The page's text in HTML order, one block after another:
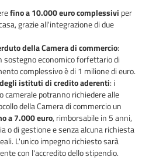
fino a 10.000 euro complessivi per
grazie all'integrazione di due
della Camera di commercio:
sostegno economico forfettario di
complessivo è di 1 milione di euro.
istituti di credito aderenti: i
camerale potranno richiedere alle
della Camera di commercio un
a 7.000 euro, rimborsabile in 5 anni,
o di gestione e senza alcuna richiesta
L'unico impegno richiesto sarà
con l'accredito dello stipendio.